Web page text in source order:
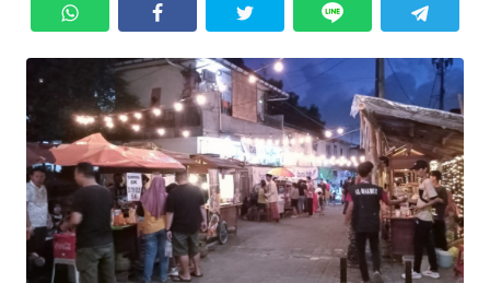
SERBI
OPINI
Informasi
INDEKS
BERITA
KONTAK